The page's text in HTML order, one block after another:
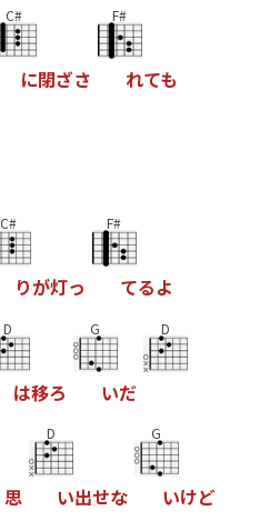
C#
に閉ざさ
F#
れても
C#
りが灯っ
F#
てるよ
D
は移ろ
G
いだ
D
思
D
い出せな
G
いけど